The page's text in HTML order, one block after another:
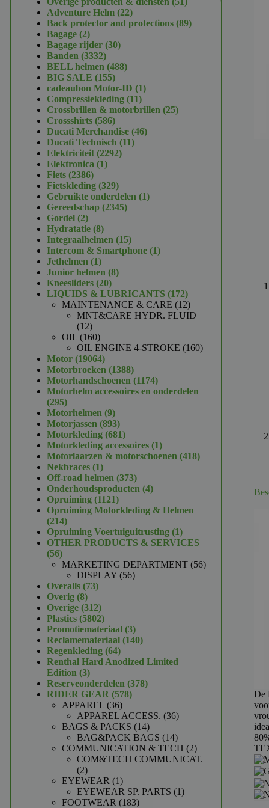
De
Adventure Helm 2222
producten
Back protector and protections 8989
Bagage 22
producten
Bagage rijder 3030
Banden 33323332
producten
BELL helmen 488488
BIG SALE 155155
producten
cadeaubon Motor-ID 11
Compressiekleding 1111
producten
Crossbrillen & motorbrillen 2525
Crossshirts 586586
producten
Ducati Merchandise 4646
Ducati Technisch 1111
Elektriciteit 22922292
Elektronica 11
Fiets 23862386
producten
Fietskleding 329329
producten
Gebruikte onderdelen 11
Gereedschap 23452345
Gordel 22
producten
Hydratatie 88
producten
Integraalhelmen 1515
producten
Intercom & Smartphone 11
Jethelmen 11
product
Junior helmen 88
Kneesliders 2020
producten
LIQUIDS & LUBRICANTS 172172
producten
MAINTENANCE & CARE 1212
producten
MNT&CARE HYDR. FLUID
1212
producten
OIL 160160
producten
OIL ENGINE 4-STROKE 160160
Motor 1906419064
producten
Motorbroeken 13881388
producten
Motorhandschoenen 11741174
producten
Motorhelm accessoires en onderdelen
295295
producten
Motorhelmen 99
producten
Motorjassen 893893
producten
Motorkleding 681681
producten
Motorkleding accessoires 11
product
Motorlaarzen & motorschoenen 418418
Nekbraces 11
product
Off-road helmen 373373
producten
Onderhoudsproducten 44
Opruiming 11211121
producten
Opruiming Motorkleding & Helmen
214214
producten
Opruiming Voertuiguitrusting 11
product
OTHER PRODUCTS & SERVICES
5656
producten
MARKETING DEPARTMENT 5656
DISPLAY 5656
Overalls 7373
Overig 88
producten
Overige 312312
producten
Plastics 58025802
producten
Promotiemateriaal 33
producten
Reclamemateriaal 140140
Regenkleding 6464
producten
Renthal Hard Anodized Limited
Edition 33
producten
Reserveonderdelen 378378
RIDER GEAR 578578
APPAREL 3636
producten
APPAREL ACCESS. 3636
BAGS & PACKS 1414
producten
BAG&PACK BAGS 1414
producten
COMMUNICATION & TECH 22
producten
COM&TECH COMMUNICAT.
22
producten
EYEWEAR 11
product
EYEWEAR SP. PARTS 11
FOOTWEAR 183183